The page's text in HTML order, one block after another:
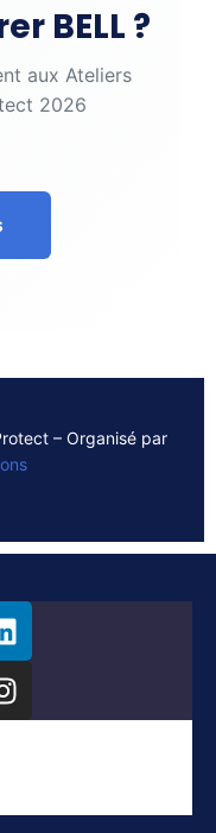
BELL ?
aux Ateliers
2026
– Organisé par